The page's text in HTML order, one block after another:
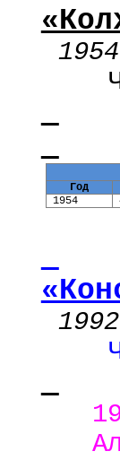
1954
Год
1954